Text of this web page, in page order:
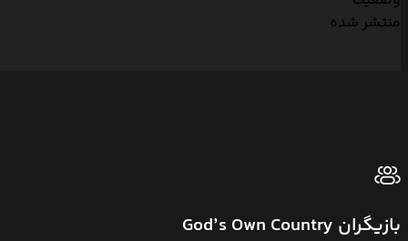
منتشر شده
بازیگران God’s Own Country